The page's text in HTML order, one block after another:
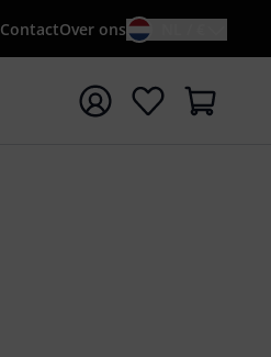
ContactOver ons